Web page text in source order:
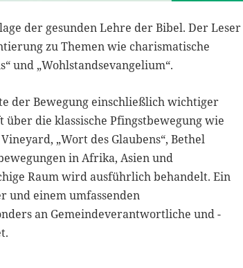
der gesunden Lehre der Bibel. Der Leser
zu Themen wie charismatische
und „Wohlstandsevangelium“.
der Bewegung einschließlich wichtiger
die klassische Pfingstbewegung wie
„Wort des Glaubens“, Bethel
in Afrika, Asien und
Raum wird ausführlich behandelt. Ein
und einem umfassenden
an Gemeindeverantwortliche und -